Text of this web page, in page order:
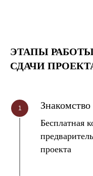
ЭТАПЫ
СДАЧИ
Бесплатная
проекта